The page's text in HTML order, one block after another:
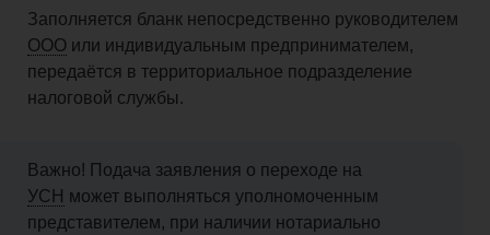
Заполняется бланк непосредственно руководителем
ООО или индивидуальным предпринимателем,
передаётся в территориальное подразделение
налоговой службы.
Важно! Подача заявления о переходе на
УСН может выполняться уполномоченным
представителем, при наличии нотариально